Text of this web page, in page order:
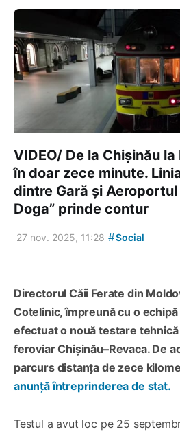
VIDEO/ De la Chișinău la
în doar zece minute.
dintre Gară și Aeroportul
Doga” prinde contur
27 nov. 2025, 11:28 #Social
Directorul Căii Ferate din
Cotelinic, împreună cu o
efectuat o nouă testare
feroviar Chișinău–Revaca. De
parcurs distanța de zece
anunță întreprinderea de stat.
Testul a avut loc pe 25